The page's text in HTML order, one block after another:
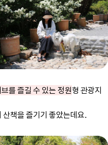
를 즐길 수 있는 정원형 관광지
산책을 즐기기 좋았는데요.